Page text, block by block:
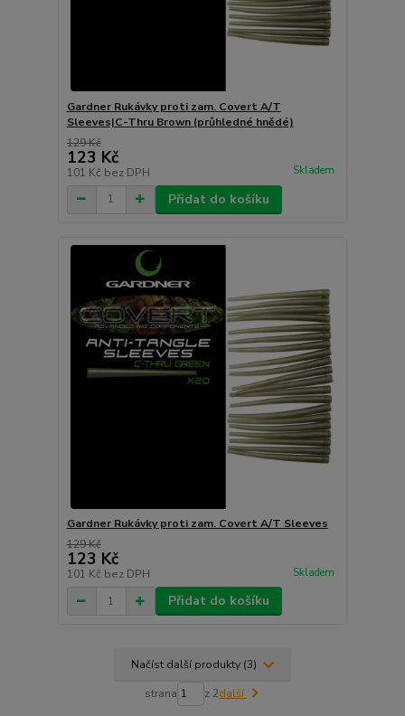
Gardner Rukávky proti zam. Covert A/T
Sleeves|C-Thru Brown (průhledné hnědé)
129 Kč
123 Kč
101 Kč bez DPH Skladem
Přidat do košíku
Gardner Rukávky proti zam. Covert A/T Sleeves
129 Kč
123 Kč
101 Kč bez DPH Skladem
Přidat do košíku
Načíst další produkty (3)
strana z 2další